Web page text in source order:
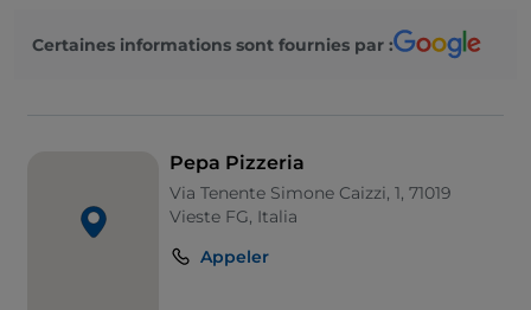
Certaines informations sont fournies par :
Pepa Pizzeria
Via Tenente Simone Caizzi, 1, 71019
Vieste FG, Italia
Appeler